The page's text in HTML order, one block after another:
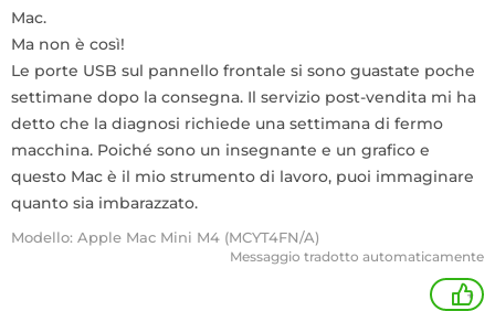
Mac.
Ma non è così!
Le porte USB sul pannello frontale si sono guastate poche
settimane dopo la consegna. Il servizio post-vendita mi ha
detto che la diagnosi richiede una settimana di fermo
macchina. Poiché sono un insegnante e un grafico e
questo Mac è il mio strumento di lavoro, puoi immaginare
quanto sia imbarazzato.
Modello: Apple Mac Mini M4 (MCYT4FN/A)
Messaggio tradotto automaticamente
+